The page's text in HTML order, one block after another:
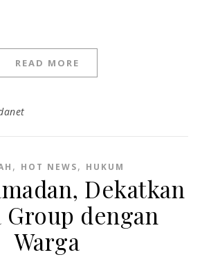
READ MORE
, HOT NEWS, HUKUM
Dekatkan
dengan
Warga